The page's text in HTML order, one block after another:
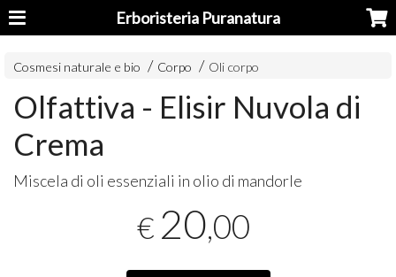
Erboristeria Puranatura
Cosmesi naturale e bio Corpo Oli corpo
Olfattiva - Elisir Nuvola di
Crema
Miscela di oli essenziali in olio di mandorle
€ 20,00